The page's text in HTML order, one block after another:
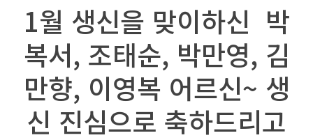
1월 생신을 맞이하신 박
복서, 조태순, 박만영, 김
만향, 이영복 어르신~ 생
신 진심으로 축하드리고